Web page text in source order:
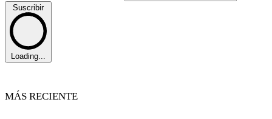
Suscribir
Loading...
MÁS RECIENTE